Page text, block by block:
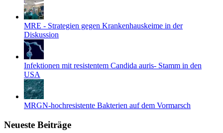
MRE - Strategien gegen Krankenhauskeime in der
Diskussion
Infektionen mit resistentem Candida auris- Stamm in den
USA
MRGN-hochresistente Bakterien auf dem Vormarsch
Neueste Beiträge